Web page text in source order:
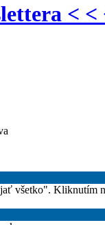
< <
všetko". Kliknutím